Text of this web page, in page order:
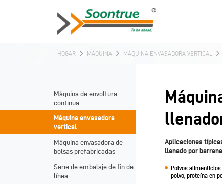
HOGAR MÁQUINA MÁQUINA ENVASADORA VERTICAL
Máquina de envoltura
continua
Máquina envasadora
vertical
Máquina envasadora de
bolsas prefabricadas
Serie de embalaje de fin de
línea
Aplicaciones
llenado por barrena
Polvos
polvo, proteína en